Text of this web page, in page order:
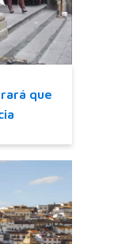
que